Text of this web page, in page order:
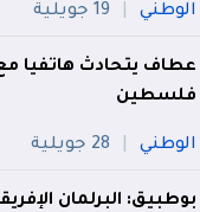
الوطني 19 جويلية
عطاف يتحادث هاتفيا
فلسطين
الوطني 28 جويلية
بوطبيق: البرلمان